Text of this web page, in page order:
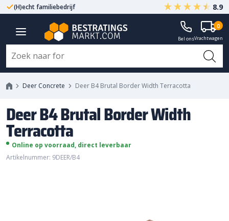
(H)echt familiebedrijf Gegarandeerd A-kwaliteit
8.9
Bel onsVrachtwagen
0
Deer Concrete Deer B4 Brutal Border Width Terracotta
Deer B4 Brutal Border Width
Terracotta
Online op voorraad, direct leverbaar
Artikelnummer: 9DEER/B4
Deer B4 Brutal Border Width
Terracotta